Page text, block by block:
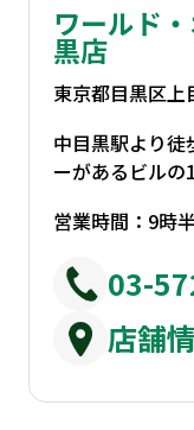
ワールド
黒店
東京都目黒区
中目黒駅より徒
ーがあるビルの
営業時間：9時
03-
店舗